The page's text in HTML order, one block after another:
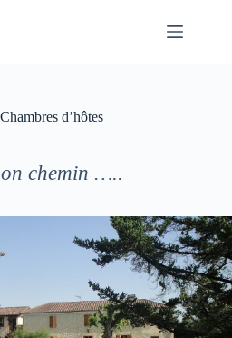
d’hôtes
chemin …..